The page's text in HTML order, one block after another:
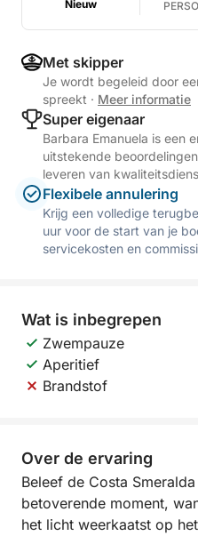
Nieuw
Met skipper
Je wordt begeleid door
spreekt · Meer informatie
Super eigenaar
Barbara Emanuela is een
uitstekende
leveren van
Flexibele annulering
Krijg een volledige
uur voor de start van je
servicekosten en
Wat is inbegrepen
Zwempauze
Aperitief
Brandstof
Over de ervaring
Beleef de Costa
betoverende moment,
het licht weerkaatst op